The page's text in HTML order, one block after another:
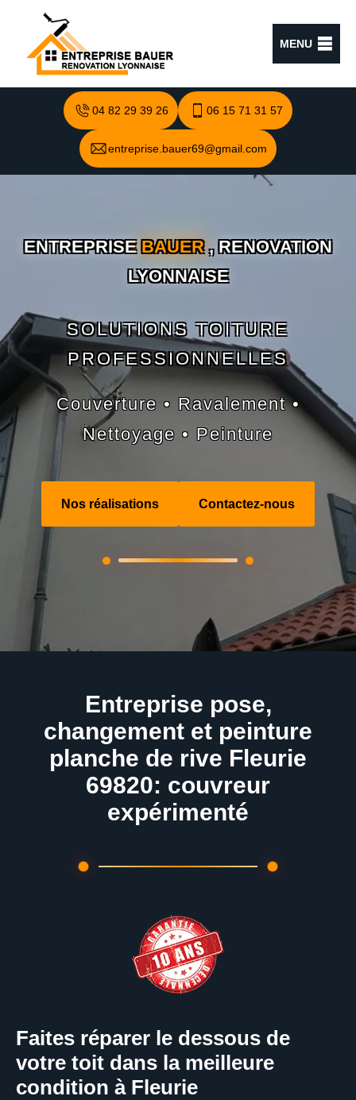
MENU
04 82 29 39 26 06 15 71 31 57
entreprise.bauer69@gmail.com
ENTREPRISEBAUER, RENOVATION
LYONNAISE
SOLUTIONS TOITURE
PROFESSIONNELLES
Couverture • Ravalement •
Nettoyage • Peinture
Nos réalisations Contactez-nous
Entreprise pose,
changement et peinture
planche de rive Fleurie
69820: couvreur
expérimenté
Faites réparer le dessous de
votre toit dans la meilleure
condition à Fleurie